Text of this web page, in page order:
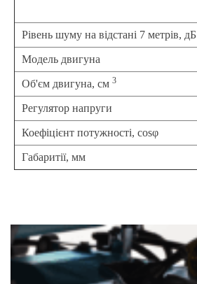
Рівень шуму на відстані 7 метрів, дБ
Модель двигуна
Об'єм двигуна, см 3
Регулятор напруги
Коефіцієнт потужності, cosφ
Габаритії, мм